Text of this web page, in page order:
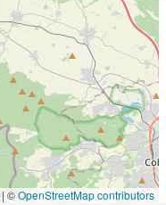
| ©OpenStreetMap contributors